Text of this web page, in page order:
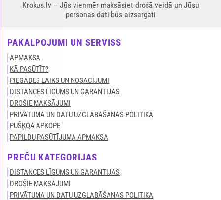
Krokus.lv – Jūs vienmēr maksāsiet drošā veidā un Jūsu
personas dati būs aizsargāti
PAKALPOJUMI UN SERVISS
APMAKSA
KĀ PASŪTĪT?
PIEGĀDES LAIKS UN NOSACĪJUMI
DISTANCES LĪGUMS UN GARANTIJAS
DROŠIE MAKSĀJUMI
PRIVĀTUMA UN DATU UZGLABĀŠANAS POLITIKA
PUŠĶQA APKOPE
PAPILDU PASŪTĪJUMA APMAKSA
PREČU KATEGORIJAS
DISTANCES LĪGUMS UN GARANTIJAS
DROŠIE MAKSĀJUMI
PRIVĀTUMA UN DATU UZGLABĀŠANAS POLITIKA